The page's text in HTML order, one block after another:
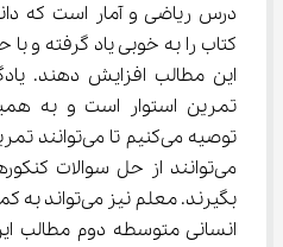
کتاب را به خوبی یاد گرفته و
این مطالب افزایش دهند.
توصیه می‌کنیم
بگیرند. معلم
انسانی متوسطه دوم مطالب